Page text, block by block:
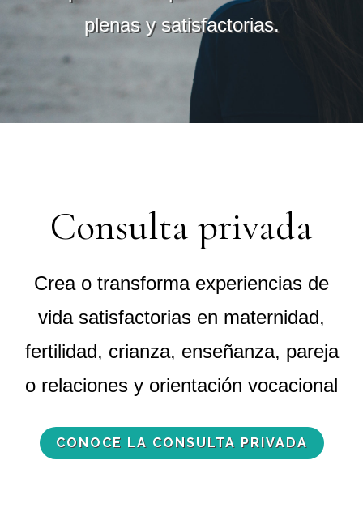
plenas y satisfactorias.
Consulta privada
Crea o transforma experiencias de
vida satisfactorias en maternidad,
fertilidad, crianza, enseñanza, pareja
o relaciones y orientación vocacional
CONOCE LA CONSULTA PRIVADA